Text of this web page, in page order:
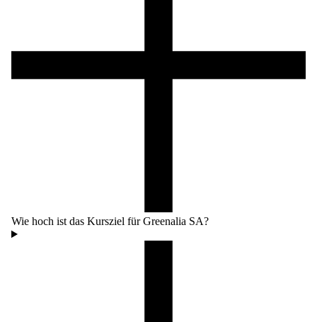
Wie hoch ist das Kursziel für Greenalia SA?